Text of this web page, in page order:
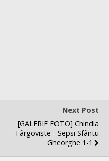
Next Post
[GALERIE FOTO] Chindia
Târgoviște - Sepsi Sfântu
Gheorghe 1-1